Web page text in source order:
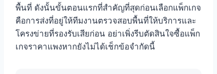
พื้นที่ ดังนั้นขั้นตอนแรกที่สำคัญที่สุดก่อนเลือกแพ็กเกจ
คือการส่งที่อยู่ให้ทีมงานตรวจสอบพื้นที่ให้บริการและ
โครงข่ายที่รองรับเสียก่อน อย่าเพิ่งรีบตัดสินใจซื้อแพ็ก
เกจราคาแพงหากยังไม่ได้เช็กข้อจำกัดนี้